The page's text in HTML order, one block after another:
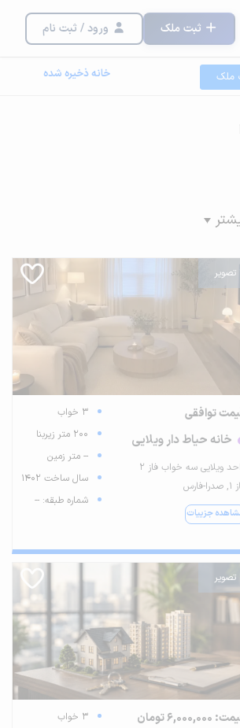
ثبت ملک ورود / ثبت نام
ملک خانه ذخیره شده
توافقی
خانه حیاط دار ویلایی
ویلایی سه خواب فاز 2
جزییات
3 خواب
200 متر زیربنا
-- متر زمین
سال ساخت 1402
شماره طبقه: --
قیمت: 6,000,000 تومان
3 خواب